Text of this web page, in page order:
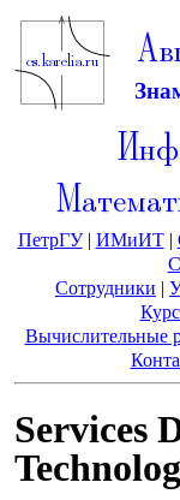
ПетрГУ| ИМиИТ|
Сотрудники |
Вычислительные
Services